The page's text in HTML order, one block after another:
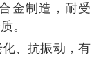
金制造，耐受
。
化、抗振动，有